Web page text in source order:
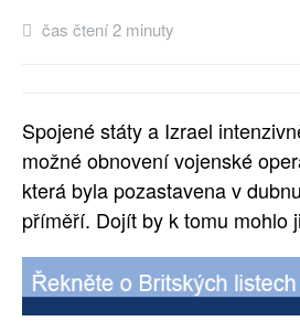
čas čtení 2 minuty
Spojené státy a Izrael
možné obnovení vojenské
která byla pozastavena v
příměří. Dojít by k tomu mohlo